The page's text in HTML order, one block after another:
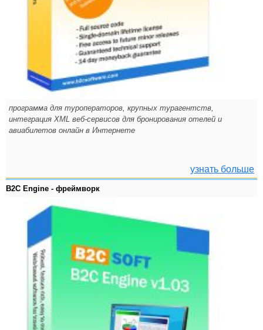
программа для туроператоров, крупных турагентств,
интеграция XML веб-сервисов для бронирования отелей и
авиабилетов онлайн в Интернете
узнать больше
B2C Engine - фреймворк